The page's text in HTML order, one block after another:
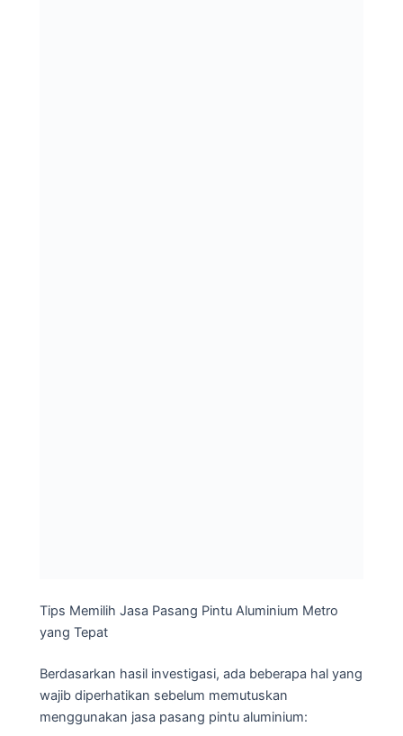
Tips Memilih Jasa Pasang Pintu Aluminium Metro
yang Tepat
Berdasarkan hasil investigasi, ada beberapa hal yang
wajib diperhatikan sebelum memutuskan
menggunakan jasa pasang pintu aluminium: